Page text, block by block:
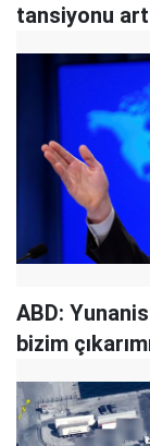
tansiyonu
ABD:
bizim